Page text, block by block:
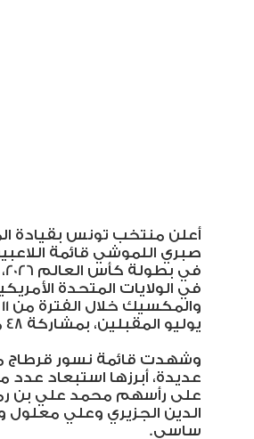
أعلن منتخب تونس بقيادة
صبري اللموشي قائمة
في الولايات المتحدة
يوليو المقبلين، بمشاركة 48 منتخبًا
وشهدت قائمة نسور قرطاج
عديدة، أبرزها استبعاد عدد
على رأسهم محمد علي بن
الدين الجزيري وعلي معلول
ساسي.